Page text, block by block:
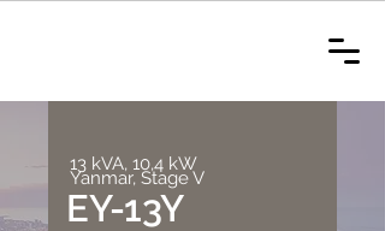
13 kVA, 10,4 kW
Yanmar, Stage V
EY-13Y